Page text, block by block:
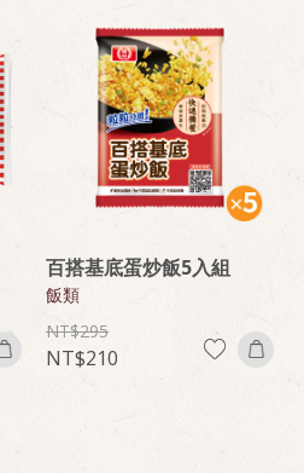
百搭基底蛋炒飯5入組
飯類
295
210